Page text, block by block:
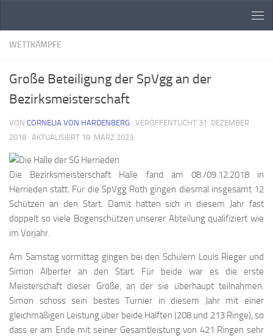
WETTKÄMPFE
Große Beteiligung der SpVgg an der
Bezirksmeisterschaft
VON CORNELIA VON HARDENBERG · VERÖFFENTLICHT 31. DEZEMBER
2018 · AKTUALISIERT 19. MÄRZ 2023
Die Bezirksmeisterschaft Halle fand am 08./09.12.2018 in
Herrieden statt. Für die SpVgg Roth gingen diesmal insgesamt 12
Schützen an den Start. Damit hatten sich in diesem Jahr fast
doppelt so viele Bogenschützen unserer Abteilung qualifiziert wie
im Vorjahr.
Am Samstag vormittag gingen bei den Schülern Louis Rieger und
Simon Alberter an den Start. Für beide war es die erste
Meisterschaft dieser Größe, an der sie überhaupt teilnahmen.
Simon schoss sein bestes Turnier in diesem Jahr mit einer
gleichmäßigen Leistung über beide Hälften (208 und 213 Ringe), so
dass er am Ende mit seiner Gesamtleistung von 421 Ringen sehr